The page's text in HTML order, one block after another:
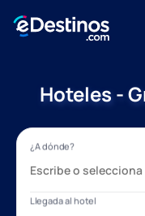
Hoteles -